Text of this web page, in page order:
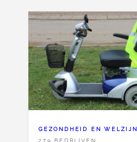
GEZONDHEID EN WELZIJN